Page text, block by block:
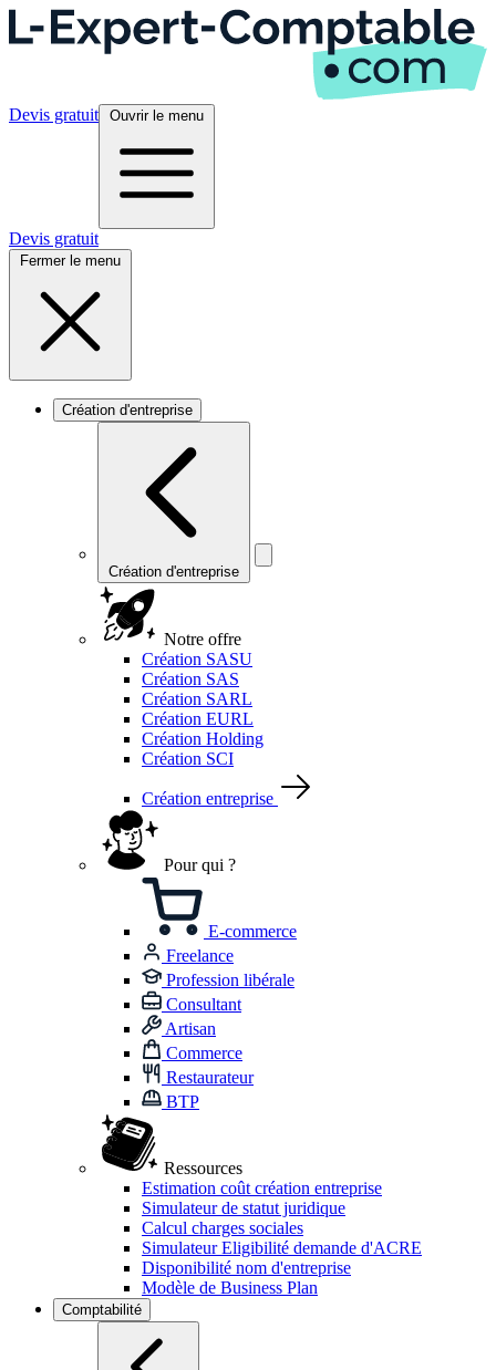
Devis gratuit Ouvrir le menu
Devis gratuit
Fermer le menu
Création d'entreprise
Création d'entreprise
Notre offre
Création SASU
Création SAS
Création SARL
Création EURL
Création Holding
Création SCI
Création entreprise
Pour qui ?
E-commerce
Freelance
Profession libérale
Consultant
Artisan
Commerce
Restaurateur
BTP
Ressources
Estimation coût création entreprise
Simulateur de statut juridique
Calcul charges sociales
Simulateur Eligibilité demande d'ACRE
Disponibilité nom d'entreprise
Modèle de Business Plan
Comptabilité